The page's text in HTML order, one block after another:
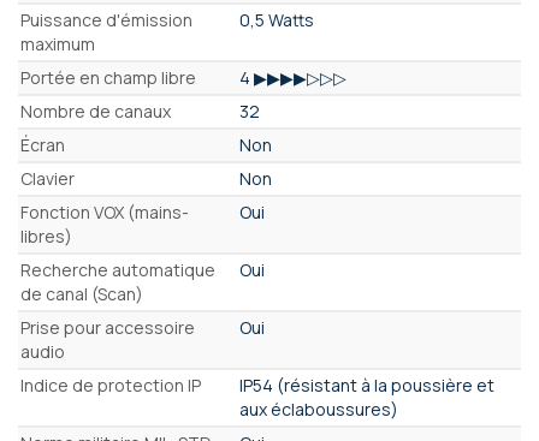
Puissance d'émission
maximum
0,5 Watts
Portée en champ libre
4 ▶▶▶▶▷▷▷
Nombre de canaux
32
Écran
Non
Clavier
Non
Fonction VOX (mains-
libres)
Oui
Recherche automatique
de canal (Scan)
Oui
Prise pour accessoire
audio
Oui
Indice de protection IP
IP54 (résistant à la poussière et
aux éclaboussures)